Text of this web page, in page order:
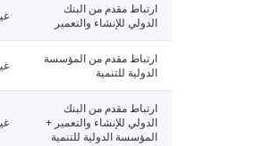
ارتباط مقدم من البنك
الدولي للإنشاء والتعمير
ارتباط مقدم من المؤسسة
الدولية للتنمية
ارتباط مقدم من البنك
الدولي للإنشاء والتعمير +
المؤسسة الدولية للتنمية